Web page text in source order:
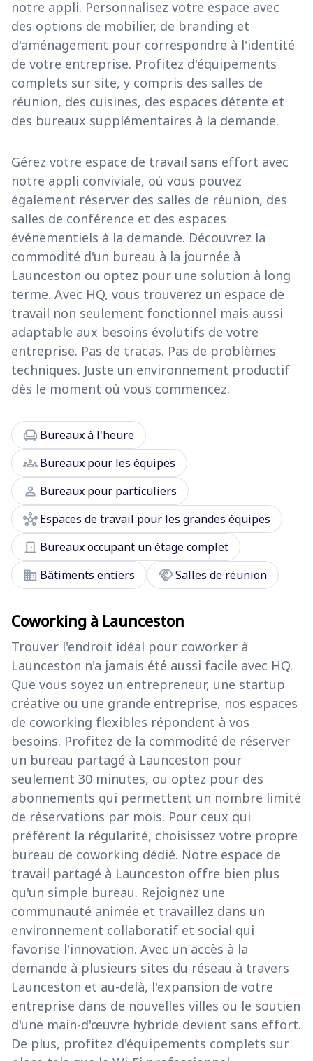
notre appli. Personnalisez votre espace avec
des options de mobilier, de branding et
d'aménagement pour correspondre à l'identité
de votre entreprise. Profitez d'équipements
complets sur site, y compris des salles de
réunion, des cuisines, des espaces détente et
des bureaux supplémentaires à la demande.
Gérez votre espace de travail sans effort avec
notre appli conviviale, où vous pouvez
également réserver des salles de réunion, des
salles de conférence et des espaces
événementiels à la demande. Découvrez la
commodité d'un bureau à la journée à
Launceston ou optez pour une solution à long
terme. Avec HQ, vous trouverez un espace de
travail non seulement fonctionnel mais aussi
adaptable aux besoins évolutifs de votre
entreprise. Pas de tracas. Pas de problèmes
techniques. Juste un environnement productif
dès le moment où vous commencez.
chair Bureaux à l'heure
groupsBureaux pour les équipes
person Bureaux pour particuliers
hubEspaces de travail pour les grandes équipes
door_front Bureaux occupant un étage complet
domain Bâtiments entiers handshakeSalles de réunion
Coworking à Launceston
Trouver l'endroit idéal pour coworker à
Launceston n'a jamais été aussi facile avec HQ.
Que vous soyez un entrepreneur, une startup
créative ou une grande entreprise, nos espaces
de coworking flexibles répondent à vos
besoins. Profitez de la commodité de réserver
un bureau partagé à Launceston pour
seulement 30 minutes, ou optez pour des
abonnements qui permettent un nombre limité
de réservations par mois. Pour ceux qui
préfèrent la régularité, choisissez votre propre
bureau de coworking dédié. Notre espace de
travail partagé à Launceston offre bien plus
qu'un simple bureau. Rejoignez une
communauté animée et travaillez dans un
environnement collaboratif et social qui
favorise l'innovation. Avec un accès à la
demande à plusieurs sites du réseau à travers
Launceston et au-delà, l'expansion de votre
entreprise dans de nouvelles villes ou le soutien
d'une main-d'œuvre hybride devient sans effort.
De plus, profitez d'équipements complets sur